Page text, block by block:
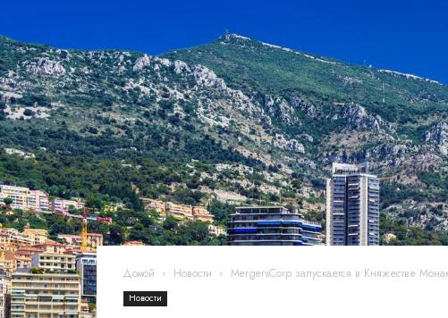
Домой Новости MergersCorp запускается в Княжестве
Новости